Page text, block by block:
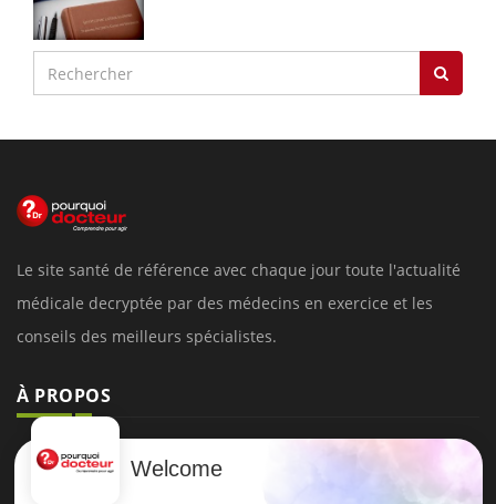
Le site santé de référence avec chaque jour toute l'actualité
médicale decryptée par des médecins en exercice et les
conseils des meilleurs spécialistes.
À PROPOS
Données personnelles et cookies
Welcome